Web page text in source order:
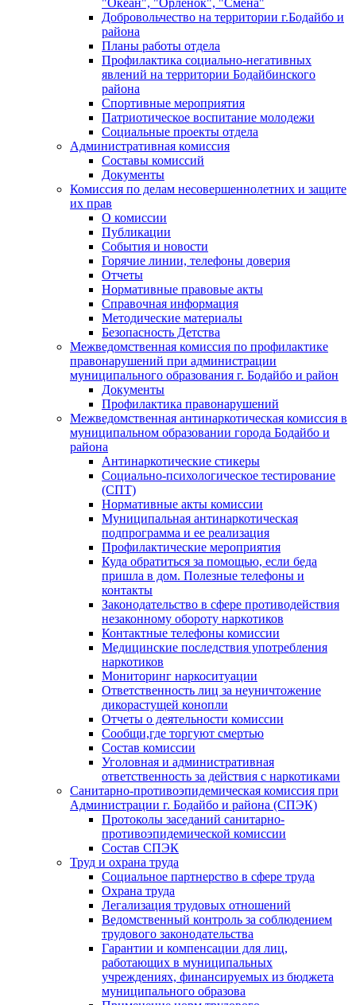
"Океан", "Орленок", "Смена"
Добровольчество на территории г.Бодайбо и
района
Планы работы отдела
Профилактика социально-негативных
явлений на территории Бодайбинского
района
Спортивные мероприятия
Патриотическое воспитание молодежи
Социальные проекты отдела
Административная комиссия
Составы комиссий
Документы
Комиссия по делам несовершеннолетних и защите
их прав
О комиссии
Публикации
События и новости
Горячие линии, телефоны доверия
Отчеты
Нормативные правовые акты
Справочная информация
Методические материалы
Безопасность Детства
Межведомственная комиссия по профилактике
правонарушений при администрации
муниципального образования г. Бодайбо и район
Документы
Профилактика правонарушений
Межведомственная антинаркотическая комиссия в
муниципальном образовании города Бодайбо и
района
Антинаркотические стикеры
Социально-психологическое тестирование
(СПТ)
Нормативные акты комиссии
Муниципальная антинаркотическая
подпрограмма и ее реализация
Профилактические мероприятия
Куда обратиться за помощью, если беда
пришла в дом. Полезные телефоны и
контакты
Законодательство в сфере противодействия
незаконному обороту наркотиков
Контактные телефоны комиссии
Медицинские последствия употребления
наркотиков
Мониторинг наркоситуации
Ответственность лиц за неуничтожение
дикорастущей конопли
Отчеты о деятельности комиссии
Сообщи,где торгуют смертью
Состав комиссии
Уголовная и административная
ответственность за действия с наркотиками
Санитарно-противоэпидемическая комиссия при
Администрации г. Бодайбо и района (СПЭК)
Протоколы заседаний санитарно-
противоэпидемической комиссии
Состав СПЭК
Труд и охрана труда
Социальное партнерство в сфере труда
Охрана труда
Легализация трудовых отношений
Ведомственный контроль за соблюдением
трудового законодательства
Гарантии и компенсации для лиц,
работающих в муниципальных
учреждениях, финансируемых из бюджета
муниципального образова